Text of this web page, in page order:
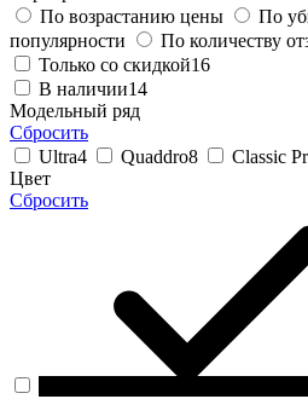
По возрастанию цены
По
популярности
По количеству
Только со скидкой16
В наличии14
Модельный ряд
Сбросить
Ultra4 Quaddro8 Classic
Цвет
Сбросить